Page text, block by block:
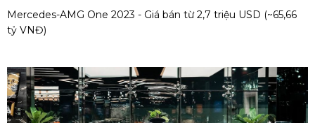
Mercedes-AMG One 2023 - Giá bán từ 2,7 triệu USD (~65,66
tỷ VNĐ)